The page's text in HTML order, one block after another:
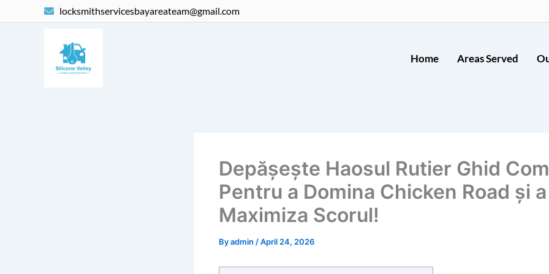
to
locksmithservicesbayareateam@gmail.com
Home Areas Served
Depășește Haosul Rutier Ghid
Pentru a Domina Chicken Road și a
Maximiza Scorul!
Byadmin /April 24, 2026